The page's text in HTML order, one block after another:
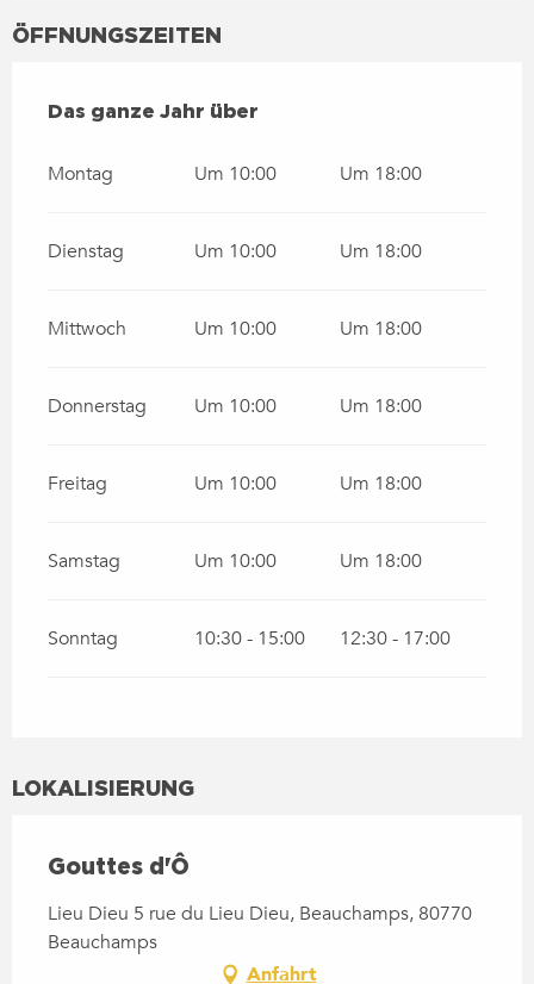
ÖFFNUNGSZEITEN
DAS GANZE JAHR ÜBER
Das ganze Jahr über
Montag Um 10:00 Um 18:00
Dienstag Um 10:00 Um 18:00
Mittwoch Um 10:00 Um 18:00
Donnerstag Um 10:00 Um 18:00
Freitag Um 10:00 Um 18:00
Samstag Um 10:00 Um 18:00
Sonntag 10:30 - 15:00 12:30 - 17:00
LOKALISIERUNG
Gouttes d'Ô
Lieu Dieu 5 rue du Lieu Dieu, Beauchamps, 80770
Beauchamps
Anfahrt